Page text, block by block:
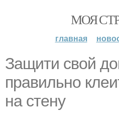
МОЯ
главная
Защити свой
правильно
на стену